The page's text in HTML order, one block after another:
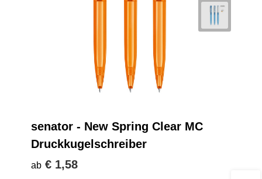
senator - New Spring Clear MC
Druckkugelschreiber
ab € 1,58